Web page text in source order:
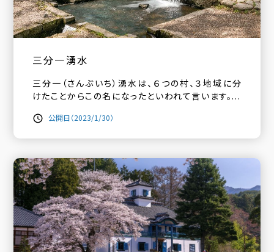
三分一湧水
三分一（さんぶいち）湧水は、６つの村、３地域に分
けたことからこの名になったといわれて言います。...
公開日（2023/1/30）